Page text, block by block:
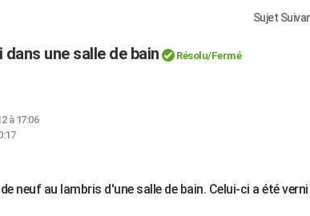
Sujet
une salle de bain Résolu/Fermé
à 17:06
neuf au lambris d'une salle de bain. Celui-ci a été verni